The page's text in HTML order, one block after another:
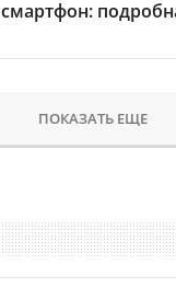
смартфон:
ПОКАЗАТЬ ЕЩЕ